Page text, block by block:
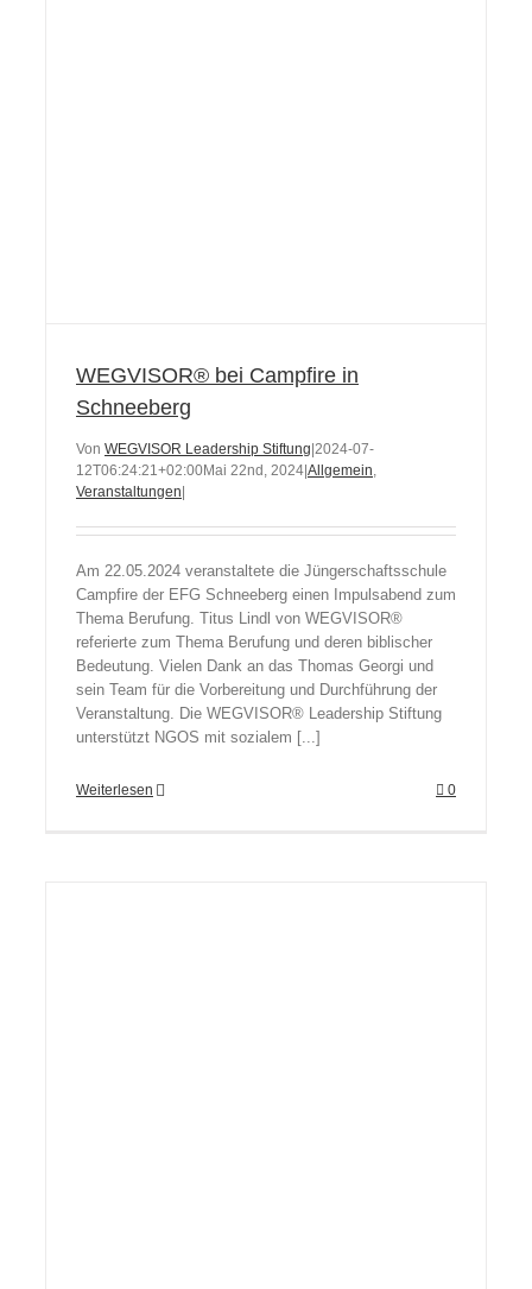
WEGVISOR® bei Campfire in
Schneeberg
Von WEGVISOR Leadership Stiftung 2024-07-
12T06:24:21+02:00Mai 22nd, 2024 Allgemein,
Veranstaltungen
Am 22.05.2024 veranstaltete die Jüngerschaftsschule
Campfire der EFG Schneeberg einen Impulsabend zum
Thema Berufung. Titus Lindl von WEGVISOR®
referierte zum Thema Berufung und deren biblischer
Bedeutung. Vielen Dank an das Thomas Georgi und
sein Team für die Vorbereitung und Durchführung der
Veranstaltung. Die WEGVISOR® Leadership Stiftung
unterstützt NGOS mit sozialem [...]
Weiterlesen 0